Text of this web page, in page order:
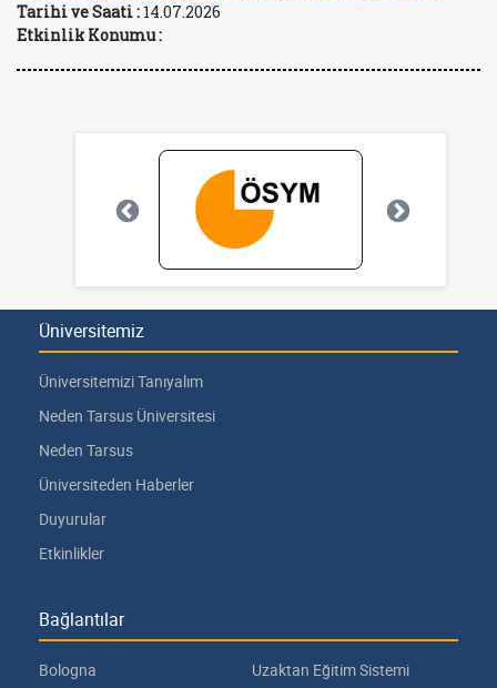
Tarihi ve Saati : 14.07.2026
Etkinlik Konumu :
Üniversitemiz
Üniversitemizi Tanıyalım
Neden Tarsus Üniversitesi
Neden Tarsus
Üniversiteden Haberler
Duyurular
Etkinlikler
Bağlantılar
Bologna
Uzaktan Eğitim Sistemi